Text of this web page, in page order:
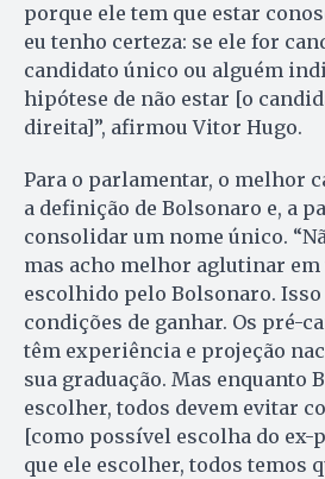
porque ele tem que estar
eu tenho certeza: se ele for
candidato único ou alguém
hipótese de não estar [o
direita]”, afirmou Vitor Hugo.
Para o parlamentar, o melhor
a definição de Bolsonaro e, a
consolidar um nome único.
mas acho melhor aglutinar em
escolhido pelo Bolsonaro.
condições de ganhar. Os pré-
têm experiência e projeção
sua graduação. Mas enquanto
escolher, todos devem evitar
[como possível escolha do ex-
que ele escolher, todos temos